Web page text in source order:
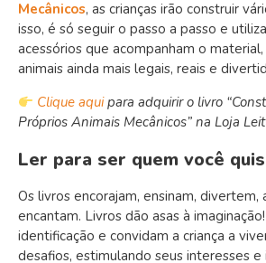
Mecânicos, as crianças irão construir
isso, é só seguir o passo a passo e
acessórios que acompanham o
animais ainda mais legais, reais e
Clique aquipara adquirir o livro
Próprios Animais Mecânicos” na Loja
Ler para ser quem você
Os livros encorajam, ensinam, divertem,
encantam. Livros dão asas à
identificação e convidam a criança a
desafios, estimulando seus interesses e